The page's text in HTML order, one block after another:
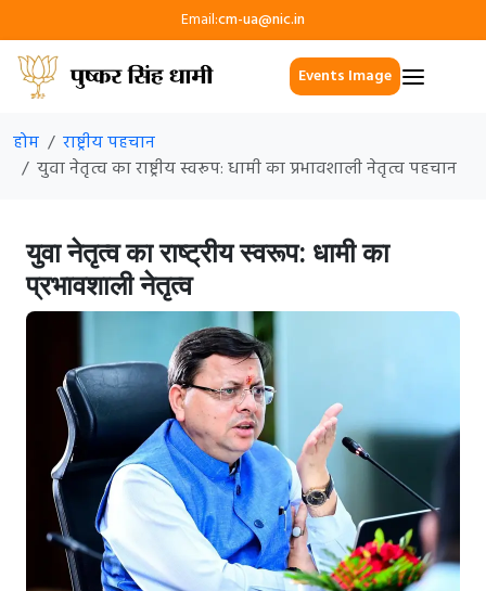
Email:cm-ua@nic.in
Events Image
होम
राष्ट्रीय पहचान
युवा नेतृत्व का राष्ट्रीय स्वरूप: धामी का प्रभावशाली नेतृत्व पहचान
युवा नेतृत्व का राष्ट्रीय स्वरूप: धामी का
प्रभावशाली नेतृत्व